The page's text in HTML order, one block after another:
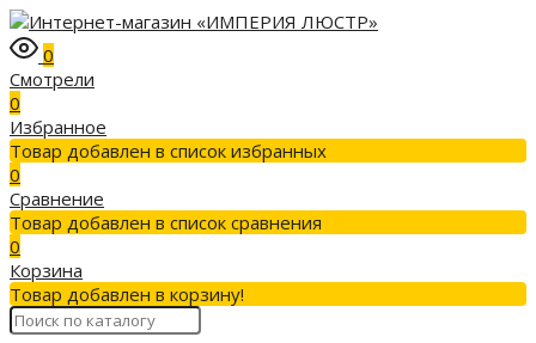
0
Смотрели
0
Избранное
Товар добавлен в список избранных
0
Сравнение
Товар добавлен в список сравнения
0
Корзина
Товар добавлен в корзину!